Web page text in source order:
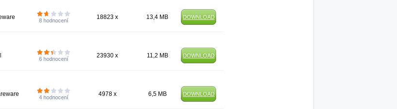
8 hodnocení 18823 x 13,4 MB DOWNLOAD
6 hodnocení 23930 x 11,2 MB DOWNLOAD
4 hodnocení 4978 x 6,5 MB DOWNLOAD